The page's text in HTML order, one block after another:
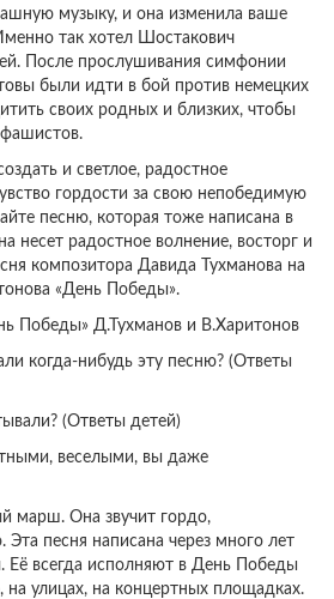
музыку, и она изменила ваше
так хотел Шостакович
После прослушивания симфонии
были идти в бой против немецких
своих родных и близких, чтобы
фашистов.
и светлое, радостное
гордости за свою непобедимую
песню, которая тоже написана в
несет радостное волнение, восторг и
композитора Давида Тухманова на
«День Победы».
Победы» Д.Тухманов и В.Харитонов
когда-нибудь эту песню? (Ответы
(Ответы детей)
веселыми, вы даже
марш. Она звучит гордо,
Эта песня написана через много лет
Её всегда исполняют в День Победы
на улицах, на концертных площадках.